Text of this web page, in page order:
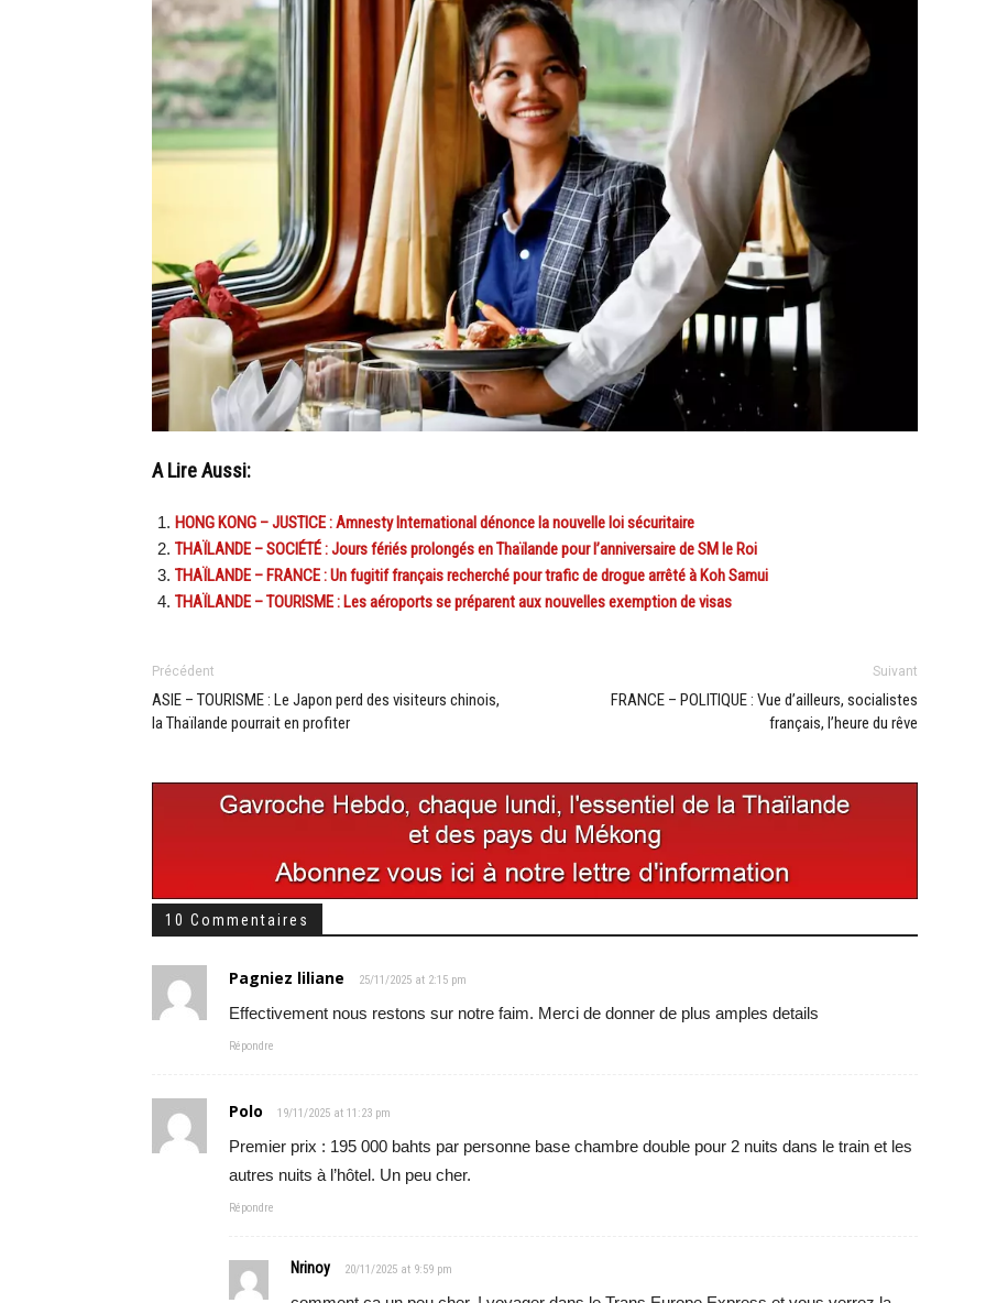
A Lire Aussi:
HONG KONG – JUSTICE : Amnesty International dénonce la nouvelle loi sécuritaire
THAÏLANDE – SOCIÉTÉ : Jours fériés prolongés en Thaïlande pour l’anniversaire de SM le Roi
THAÏLANDE – FRANCE : Un fugitif français recherché pour trafic de drogue arrêté à Koh Samui
THAÏLANDE – TOURISME : Les aéroports se préparent aux nouvelles exemption de visas
Précédent
ASIE – TOURISME : Le Japon perd des visiteurs chinois,
la Thaïlande pourrait en profiter
Suivant
FRANCE – POLITIQUE : Vue d’ailleurs, socialistes
français, l’heure du rêve
10 Commentaires
Pagniez liliane 25/11/2025 at 2:15 pm
Effectivement nous restons sur notre faim. Merci de donner de plus amples details
Répondre
Polo 19/11/2025 at 11:23 pm
Premier prix : 195 000 bahts par personne base chambre double pour 2 nuits dans le train et les
autres nuits à l’hôtel. Un peu cher.
Répondre
Nrinoy 20/11/2025 at 9:59 pm